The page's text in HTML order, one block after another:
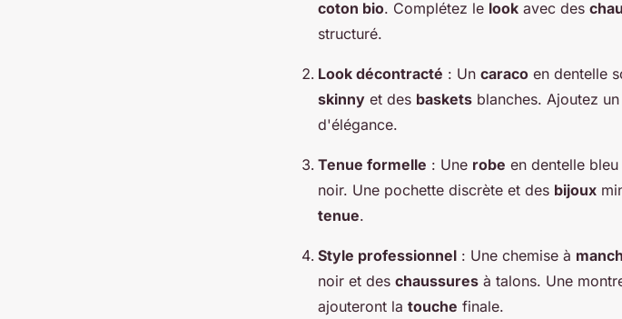
coton bio. Complétez le look avec des
structuré.
Look décontracté : Un caraco en dentelle
skinny et des baskets blanches. Ajoutez
d'élégance.
Tenue formelle : Une robe en dentelle
noir. Une pochette discrète et des bijoux
tenue.
Style professionnel : Une chemise à
noir et des chaussures à talons. Une
ajouteront la touche finale.